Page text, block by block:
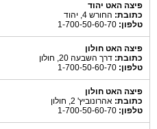
פיצה האט יהוד
כתובת: החורש 4, יהוד
טלפון:
פיצה האט חולון
כתובת: דרך השבעה 20, חולון
טלפון:
פיצה האט חולון
כתובת: אהרונוביץ' 2, חולון
טלפון: